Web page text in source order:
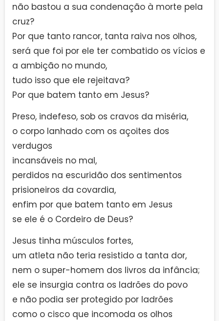
não bastou a sua condenação à morte pela
cruz?
Por que tanto rancor, tanta raiva nos olhos,
será que foi por ele ter combatido os vícios e
a ambição no mundo,
tudo isso que ele rejeitava?
Por que batem tanto em Jesus?
Preso, indefeso, sob os cravos da miséria,
o corpo lanhado com os açoites dos
verdugos
incansáveis no mal,
perdidos na escuridão dos sentimentos
prisioneiros da covardia,
enfim por que batem tanto em Jesus
se ele é o Cordeiro de Deus?
Jesus tinha músculos fortes,
um atleta não teria resistido a tanta dor,
nem o super-homem dos livros da infância;
ele se insurgia contra os ladrões do povo
e não podia ser protegido por ladrões
como o cisco que incomoda os olhos